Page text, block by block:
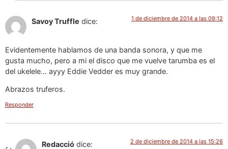
Savoy Truffle dice: 1 de diciembre de 2014 a las 09:12
Evidentemente hablamos de una banda sonora, y que me
gusta mucho, pero a mi el disco que me vuelve tarumba es el
del ukelele… ayyy Eddie Vedder es muy grande.
Abrazos truferos.
Responder
Redacció dice: 2 de diciembre de 2014 a las 15:26